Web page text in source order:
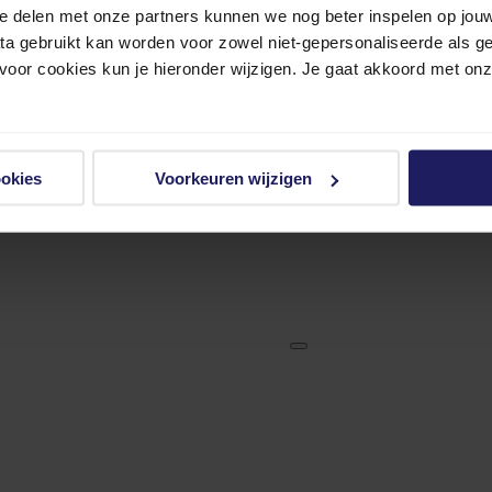
delen met onze partners kunnen we nog beter inspelen op
gebruikt kan worden voor zowel niet-gepersonaliseerde als
cookies kun je hieronder wijzigen. Je gaat akkoord met
Voorkeuren wijzigen